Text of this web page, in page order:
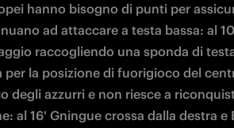
hanno bisogno di punti per
ad attaccare a testa bassa: al
raccogliendo una sponda di
per la posizione di fuorigioco del
degli azzurri e non riesce a
al 16' Gningue crossa dalla destra e